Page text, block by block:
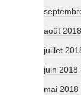
août 2018
juillet
juin 2018
mai 2018